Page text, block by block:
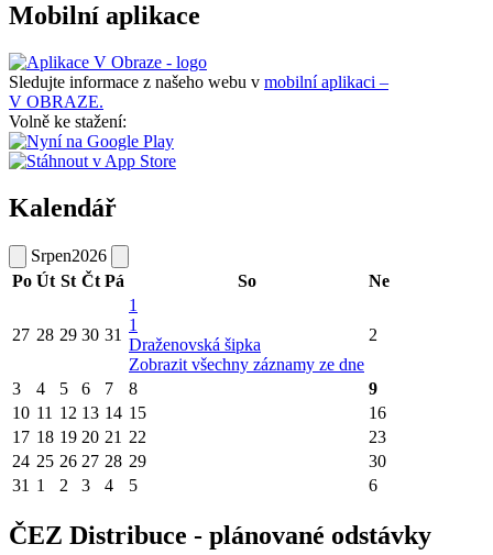
Mobilní aplikace
Sledujte informace z našeho webu v mobilní aplikaci –
V OBRAZE.
Volně ke stažení:
Kalendář
Srpen2026
Po Út St Čt Pá So Ne
27 28 29 30 31
1
1
Draženovská šipka
Zobrazit všechny záznamy ze dne
2
3 4 5 6 7 8
9
10 11 12 13 14 15
16
17 18 19 20 21 22
23
24 25 26 27 28 29
30
31 1 2 3 4 5 6
ČEZ Distribuce - plánované odstávky